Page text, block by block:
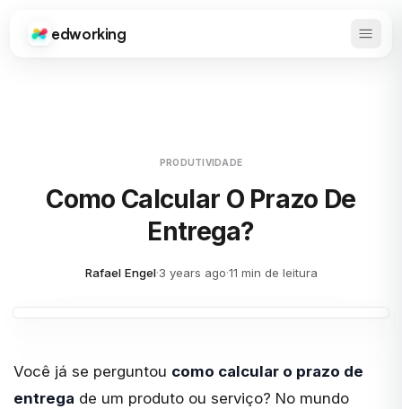
Edworking
edworking Abrir
PRODUTIVIDADE
Como Calcular O Prazo De
Entrega?
Rafael Engel·3 years ago·11 min de leitura
Você já se perguntou como calcular o prazo de
entrega de um produto ou serviço? No mundo